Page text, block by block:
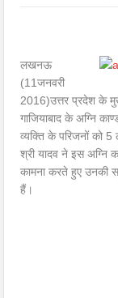
लखनऊ
(11जनवरी
2016)उत्तर प्रदेश के
गाजियाबाद के अग्नि
व्यक्ति के परिजनों को 5
श्री यादव ने इस अग्नि
कामना करते हुए उनकी
हैं।